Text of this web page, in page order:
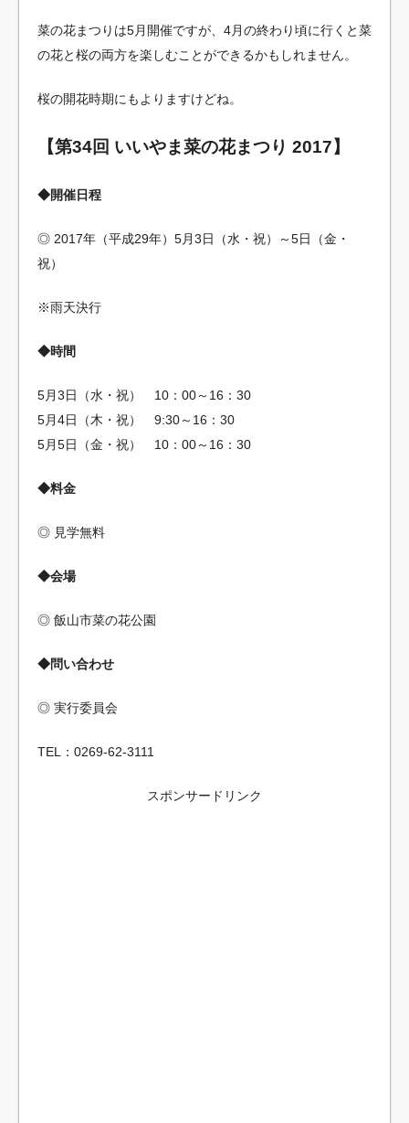
菜の花まつりは5月開催ですが、4月の終わり頃に行くと菜
の花と桜の両方を楽しむことができるかもしれません。
桜の開花時期にもよりますけどね。
【第34回 いいやま菜の花まつり 2017】
◆開催日程
◎ 2017年（平成29年）5月3日（水・祝）～5日（金・
祝）
※雨天決行
◆時間
5月3日（水・祝） 10：00～16：30
5月4日（木・祝） 9:30～16：30
5月5日（金・祝） 10：00～16：30
◆料金
◎ 見学無料
◆会場
◎ 飯山市菜の花公園
◆問い合わせ
◎ 実行委員会
TEL：0269-62-3111
スポンサードリンク